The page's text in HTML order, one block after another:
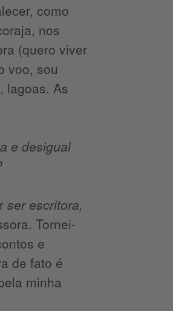
como
nos
(quero viver
voo, sou
lagoas. As
e desigual
ser escritora,
Tornei-
e
de fato é
minha